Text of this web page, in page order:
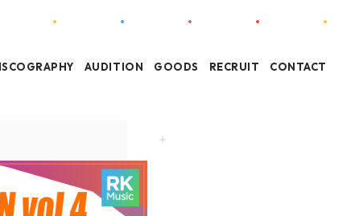
AUDITION GOODS RECRUIT CONTACT